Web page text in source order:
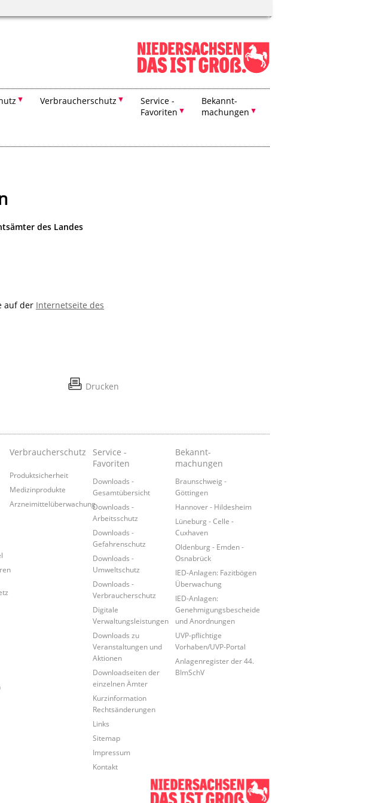
Verbraucherschutz
Service -
Favoriten
Bekannt-
machungen
des Landes
auf der Internetseite des
Drucken
Verbraucherschutz
Produktsicherheit
Medizinprodukte
Arzneimittelüberwachung
Service -
Favoriten
Downloads -
Gesamtübersicht
Downloads -
Arbeitsschutz
Downloads -
Gefahrenschutz
Downloads -
Umweltschutz
Downloads -
Verbraucherschutz
Digitale
Verwaltungsleistungen
Downloads zu
Veranstaltungen und
Aktionen
Downloadseiten der
einzelnen Ämter
Kurzinformation
Rechtsänderungen
Links
Sitemap
Impressum
Kontakt
Bekannt-
machungen
Braunschweig -
Göttingen
Hannover - Hildesheim
Lüneburg - Celle -
Cuxhaven
Oldenburg - Emden -
Osnabrück
IED-Anlagen: Fazitbögen
Überwachung
IED-Anlagen:
Genehmigungsbescheide
und Anordnungen
UVP-pflichtige
Vorhaben/UVP-Portal
Anlagenregister der 44.
BImSchV